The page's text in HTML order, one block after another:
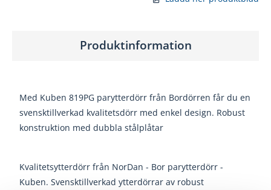
Produktinformation
Med Kuben 819PG parytterdörr från Bordörren får du en
svensktillverkad kvalitetsdörr med enkel design. Robust
konstruktion med dubbla stålplåtar
Kvalitetsytterdörr från NorDan - Bor parytterdörr -
Kuben. Svensktillverkad ytterdörrar av robust